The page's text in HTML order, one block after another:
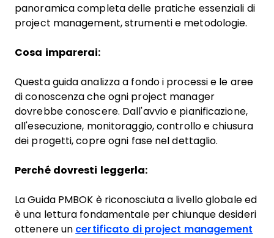
panoramica completa delle pratiche essenziali di
project management, strumenti e metodologie.
Cosa imparerai:
Questa guida analizza a fondo i processi e le aree
di conoscenza che ogni project manager
dovrebbe conoscere. Dall'avvio e pianificazione,
all'esecuzione, monitoraggio, controllo e chiusura
dei progetti, copre ogni fase nel dettaglio.
Perché dovresti leggerla:
La Guida PMBOK è riconosciuta a livello globale ed
è una lettura fondamentale per chiunque desideri
ottenere un certificato di project management